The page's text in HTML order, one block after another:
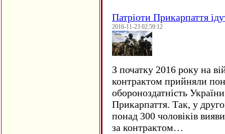
Патріоти Прикарпаття
2016-11-23 02:59:12
З початку 2016 року на
контрактом прийняли
обороноздатність
Прикарпаття. Так, у
понад 300 чоловіків
за контрактом…